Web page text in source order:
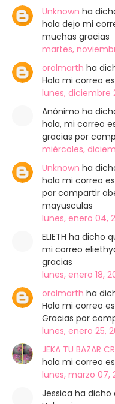
Unknown ha
hola dejo mi
muchas gracias
martes,
orolmarth ha
Hola mi correo
lunes, diciembre
Anónimo ha
hola, mi correo
gracias por
miércoles,
Unknown ha
hola mi correo
por compartir
mayusculas
lunes, enero 04,
ELIETH ha dicho
mi correo
gracias
lunes, enero 18,
orolmarth ha
Hola mi correo
Gracias por
lunes, enero 25,
JEKA TU BAZAR
hola mi correo
lunes, marzo 07,
Jessica ha dicho